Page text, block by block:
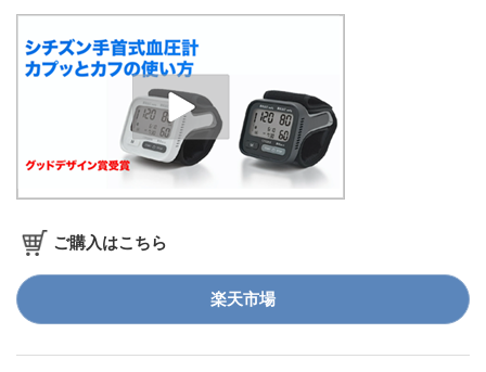
ご購入はこちら
楽天市場